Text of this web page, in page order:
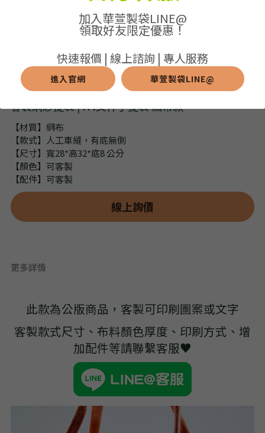
➢束口袋
➢保溫保冷袋
➢潛水布袋
➢杯袋/餐具袋
➢野餐墊
➢尼龍&牛津布袋
➢毛氈布袋
➢麻布袋
➢水洗牛皮紙袋
➢咖啡渣/軟木袋
➢化妝盥洗包/收納袋
➢皮革包袋
➢布料/印刷/配件
➢布料介紹
➢印刷介紹
➢配件介紹
➢打樣和樣品
➢刀模下載
➢常見Q&A
繁體中文
繁體中文
LINE@客服
客製網紗提袋 | A4文件手提袋 飄帶款
【材質】網布
【款式】人工車縫，有底無側
【尺寸】寬28*高32*底8 公分
【顏色】可客製
【配件】可客製
線上詢價
更多詳情
此款為公版商品，客製可印刷圖案或文字
客製款式尺寸、布料顏色厚度、印刷方式、增
加配件等請聯繫客服♥
加入華萱製袋LINE@
領取好友限定優惠！
快速報價 | 線上諮詢 | 專人服務
進入官網 華萱製袋LINE@